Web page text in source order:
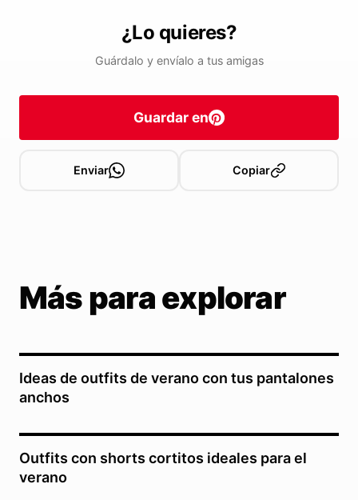
¿Lo quieres?
Guárdalo y envíalo a tus amigas
Guardar en
Enviar Copiar
Más para explorar
Ideas de outfits de verano con tus pantalones
anchos
Outfits con shorts cortitos ideales para el
verano